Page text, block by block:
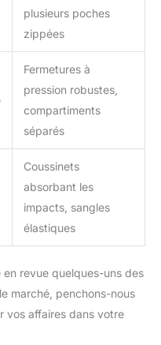
plusieurs poches
zippées
Fermetures à
pression robustes,
compartiments
séparés
Coussinets
absorbant les
impacts, sangles
élastiques
revue quelques-uns des
marché, penchons-nous
vos affaires dans votre